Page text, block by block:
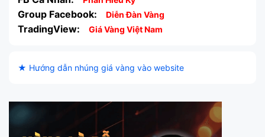
Group Facebook: Diễn Đàn Vàng
TradingView: Giá Vàng Việt Nam
★ Hướng dẫn nhúng giá vàng vào website